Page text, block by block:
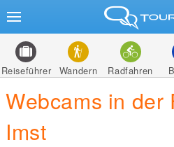
Reiseführer Wandern Radfahren
Webcams in der
Imst